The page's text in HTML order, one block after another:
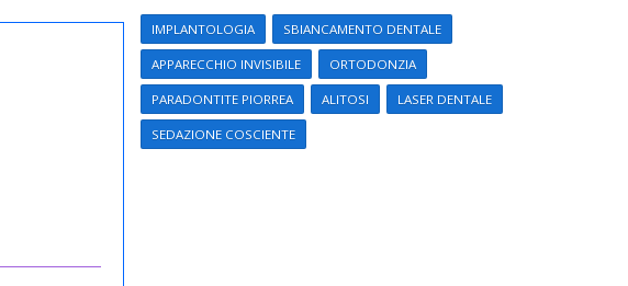
IMPLANTOLOGIA SBIANCAMENTO DENTALE
APPARECCHIO INVISIBILE ORTODONZIA
PARADONTITE PIORREA ALITOSI LASER DENTALE
SEDAZIONE COSCIENTE